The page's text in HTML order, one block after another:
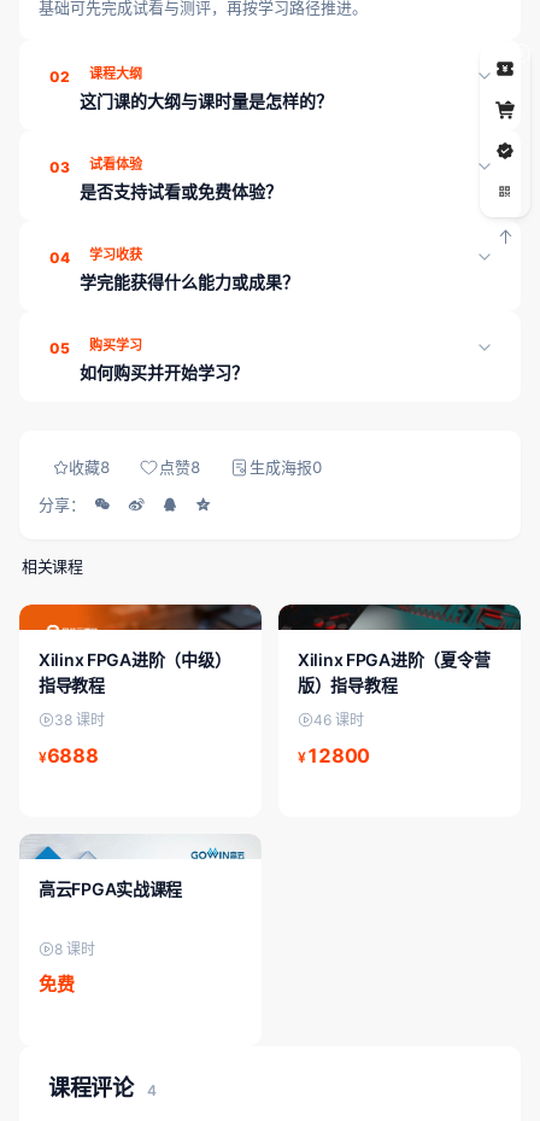
基础可先完成试看与测评，再按学习路径推进。
02 课程大纲
这门课的大纲与课时量是怎样的？
各章课时；学完可通过章节测评巩固薄弱点。
03 试看体验
是否支持试看或免费体验？
方式，再决定是否购买。
04 学习收获
学完能获得什么能力或成果？
资料；学习进度云端同步；支持免费试看精选课时。平台另提供章
节测评、工程师工具箱与就业内推，帮助能力可证、对接岗位。
05 购买学习
如何购买并开始学习？
收藏8 点赞8 生成海报0
分享：
相关课程
FPGA入门/初级
Xilinx FPGA进阶（中级）
指导教程
38 课时
¥6888
FPGA入门/初级
Xilinx FPGA进阶（夏令营
版）指导教程
46 课时
¥12800
FPGA入门/初级
高云FPGA实战课程
8 课时
免费
课程评论 4